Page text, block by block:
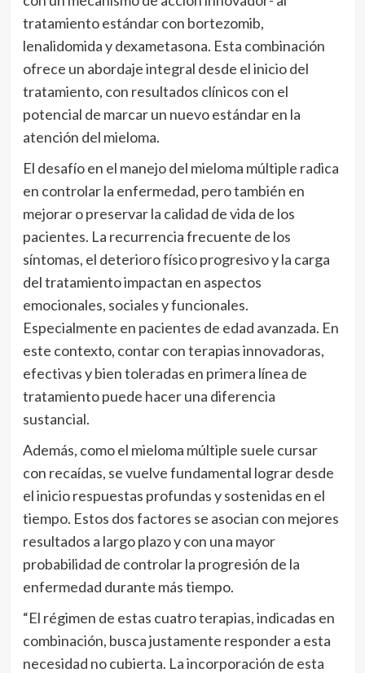
tratamiento estándar con bortezomib,
lenalidomida y dexametasona. Esta combinación
ofrece un abordaje integral desde el inicio del
tratamiento, con resultados clínicos con el
potencial de marcar un nuevo estándar en la
atención del mieloma.
El desafío en el manejo del mieloma múltiple radica
en controlar la enfermedad, pero también en
mejorar o preservar la calidad de vida de los
pacientes. La recurrencia frecuente de los
síntomas, el deterioro físico progresivo y la carga
del tratamiento impactan en aspectos
emocionales, sociales y funcionales.
Especialmente en pacientes de edad avanzada. En
este contexto, contar con terapias innovadoras,
efectivas y bien toleradas en primera línea de
tratamiento puede hacer una diferencia
sustancial.
Además, como el mieloma múltiple suele cursar
con recaídas, se vuelve fundamental lograr desde
el inicio respuestas profundas y sostenidas en el
tiempo. Estos dos factores se asocian con mejores
resultados a largo plazo y con una mayor
probabilidad de controlar la progresión de la
enfermedad durante más tiempo.
“El régimen de estas cuatro terapias, indicadas en
combinación, busca justamente responder a esta
necesidad no cubierta. La incorporación de esta